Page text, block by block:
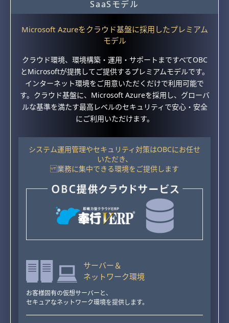
SaaSモデル
Microsoft Azureをクラウド基盤に採用したプレミアム
モデル
クラウド環境、環境構築・運用・サポートまですべてOBC
とMicrosoftが提携してご提供するプレミアムモデルです。
インターネット環境をご用意いただくだけで利用可能で
す。クラウド基盤に、Microsoft Azureを採用し、グローバ
ルな基準を満たす最高レベルのセキュリティで安心・安全
にご利用いただけます。
システム運用管理やセキュリティ対策はOBCにお任せ
いただき、
業務に集中できる環境をご提供します
サーバー＆
ネットワーク環境
お客様固有の仮想サーバーと、
セキュアなネットワーク環境を提供します。